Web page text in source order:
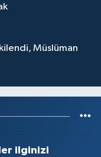
Müslüman
ilginizi